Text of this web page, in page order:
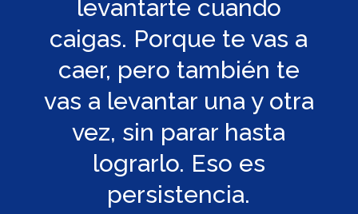
levantarte cuando
caigas. Porque te vas a
caer, pero también te
vas a levantar una y otra
vez, sin parar hasta
lograrlo. Eso es
persistencia.